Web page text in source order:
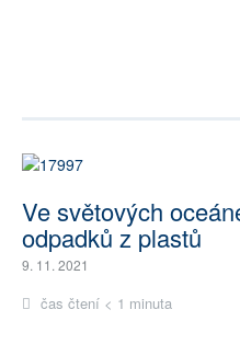
Ve světových
odpadků z plastů
9. 11. 2021
čas čtení < 1 minuta